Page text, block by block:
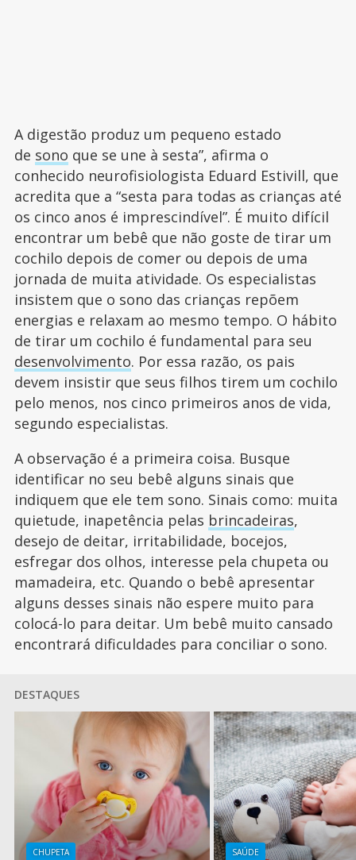
A digestão produz um pequeno estado
de sono que se une à sesta”, afirma o
conhecido neurofisiologista Eduard Estivill, que
acredita que a “sesta para todas as crianças até
os cinco anos é imprescindível”. É muito difícil
encontrar um bebê que não goste de tirar um
cochilo depois de comer ou depois de uma
jornada de muita atividade. Os especialistas
insistem que o sono das crianças repõem
energias e relaxam ao mesmo tempo. O hábito
de tirar um cochilo é fundamental para seu
desenvolvimento. Por essa razão, os pais
devem insistir que seus filhos tirem um cochilo
pelo menos, nos cinco primeiros anos de vida,
segundo especialistas.
A observação é a primeira coisa. Busque
identificar no seu bebê alguns sinais que
indiquem que ele tem sono. Sinais como: muita
quietude, inapetência pelas brincadeiras,
desejo de deitar, irritabilidade, bocejos,
esfregar dos olhos, interesse pela chupeta ou
mamadeira, etc. Quando o bebê apresentar
alguns desses sinais não espere muito para
colocá-lo para deitar. Um bebê muito cansado
encontrará dificuldades para conciliar o sono.
DESTAQUES
CHUPETA SAÚDE